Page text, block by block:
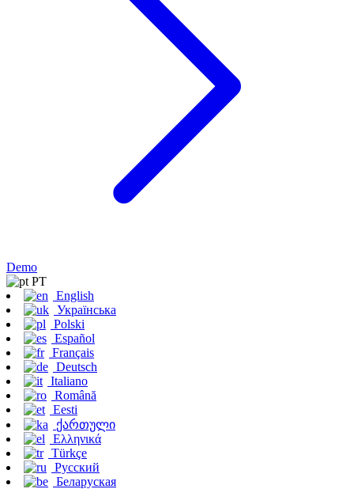
Demo
PT
English
Українська
Polski
Español
Français
Deutsch
Italiano
Română
Eesti
ქართული
Ελληνικά
Türkçe
Русский
Беларуская